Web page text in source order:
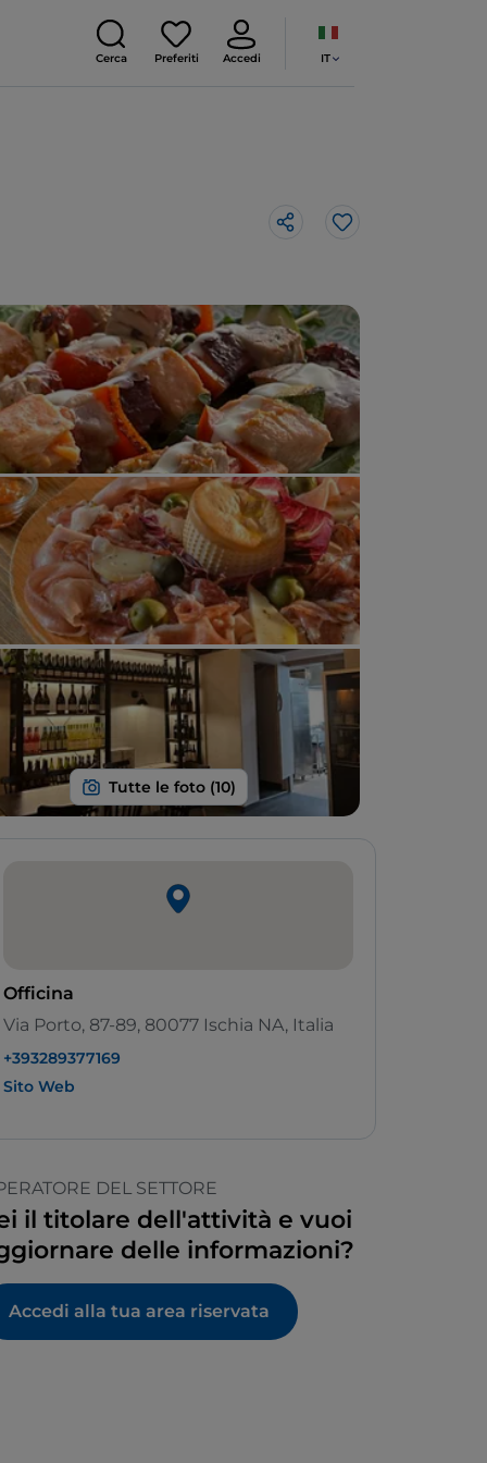
Cerca Preferiti Accedi IT
Like
Officina
Via Porto, 87-89, 80077 Ischia NA, Italia
+393289377169
Sito Web
DEL SETTORE
il titolare dell'attività e vuoi
delle informazioni?
Accedi alla tua area riservata